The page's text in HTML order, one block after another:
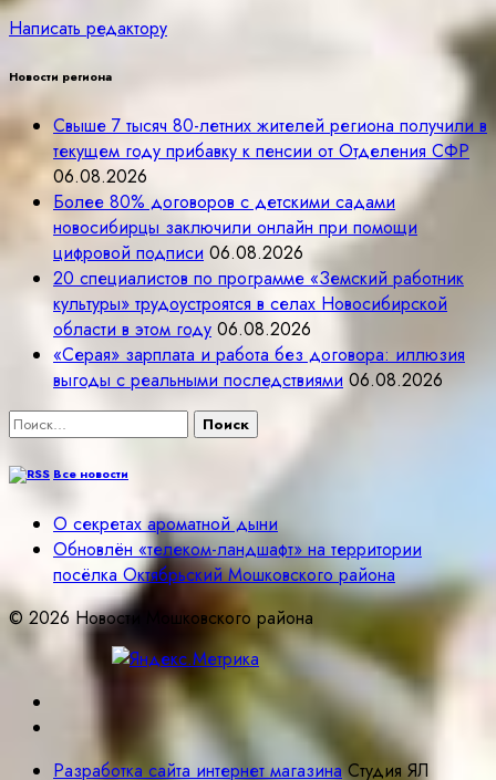
Написать редактору
Новости региона
Свыше 7 тысяч 80-летних жителей региона получили в
текущем году прибавку к пенсии от Отделения СФР
06.08.2026
Более 80% договоров с детскими садами
новосибирцы заключили онлайн при помощи
цифровой подписи 06.08.2026
20 специалистов по программе «Земский работник
культуры» трудоустроятся в селах Новосибирской
области в этом году 06.08.2026
«Серая» зарплата и работа без договора: иллюзия
выгоды с реальными последствиями 06.08.2026
Найти:
Все новости
О секретах ароматной дыни
Обновлён «телеком-ландшафт» на территории
посёлка Октябрьский Мошковского района
© 2026 Новости Мошковского района
Разработка сайта интернет магазинаСтудия ЯЛ